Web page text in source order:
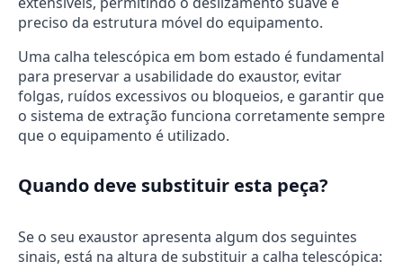
preciso da estrutura móvel do equipamento.
Uma calha telescópica em bom estado é fundamental
para preservar a usabilidade do exaustor, evitar
folgas, ruídos excessivos ou bloqueios, e garantir que
o sistema de extração funciona corretamente sempre
que o equipamento é utilizado.
Quando deve substituir esta peça?
Se o seu exaustor apresenta algum dos seguintes
sinais, está na altura de substituir a calha telescópica: